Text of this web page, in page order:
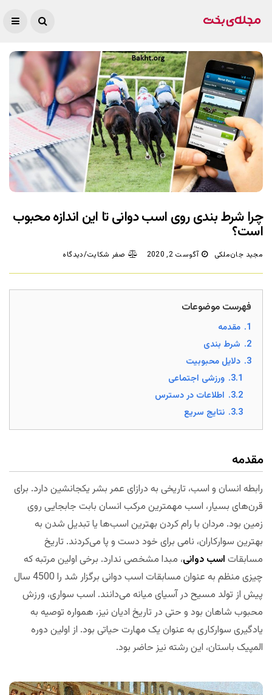
چرا شرط بندی روی اسب دوانی تا این اندازه محبوب
است؟
مجید جان‌ملکی آگوست 2, 2020 صفر شکایت/دیدگاه
فهرست موضوعات
1. مقدمه
2. شرط بندی
3. دلایل محبوبیت
3.1. ورزشی اجتماعی
3.2. اطلاعات در دسترس
3.3. نتایج سریع
مقدمه
رابطه انسان و اسب، تاریخی به درازای عمر بشر یکجانشین دارد. برای
قرن‌های بسیار، اسب مهمترین مرکب انسان بابت جابجایی روی
زمین بود. مردان با رام کردن بهترین اسب‌ها یا تبدیل شدن به
بهترین سوارکاران، نامی برای خود دست و پا می‌کردند. تاریخ
مسابقات اسب دوانی، مبدا مشخصی ندارد. برخی اولین مرتبه که
چیزی منظم به عنوان مسابقات اسب دوانی برگزار شد را 4500 سال
پیش از تولد مسیح در آسیای میانه می‌دانند. اسب سواری، ورزش
محبوب شاهان بود و حتی در تاریخ ادیان نیز، همواره توصیه به
یادگیری سوارکاری به عنوان یک مهارت حیاتی بود. از اولین دوره
المپیک باستان، این رشته نیز حاضر بود.